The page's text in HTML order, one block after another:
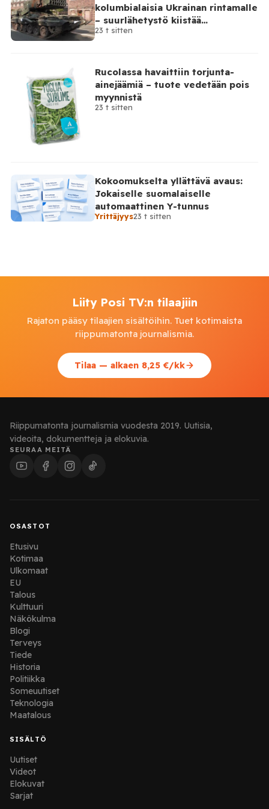
kolumbialaisia Ukrainan rintamalle
– suurlähetystö kiistää
osallisuutensa
23 t sitten
Rucolassa havaittiin torjunta-
ainejäämiä – tuote vedetään pois
myynnistä
23 t sitten
Kokoomukselta yllättävä avaus:
Jokaiselle suomalaiselle
automaattinen Y-tunnus
Yrittäjyys23 t sitten
Liity Posi TV:n tilaajiin
Rajaton pääsy tilaajien sisältöihin. Tuet kotimaista
riippumatonta journalismia.
Tilaa — alkaen 8,25 €/kk
Riippumatonta journalismia vuodesta 2019. Uutisia,
videoita, dokumentteja ja elokuvia.
SEURAA MEITÄ
OSASTOT
Etusivu
Kotimaa
Ulkomaat
EU
Talous
Kulttuuri
Näkökulma
Blogi
Terveys
Tiede
Historia
Politiikka
Someuutiset
Teknologia
Maatalous
SISÄLTÖ
Uutiset
Videot
Elokuvat
Sarjat